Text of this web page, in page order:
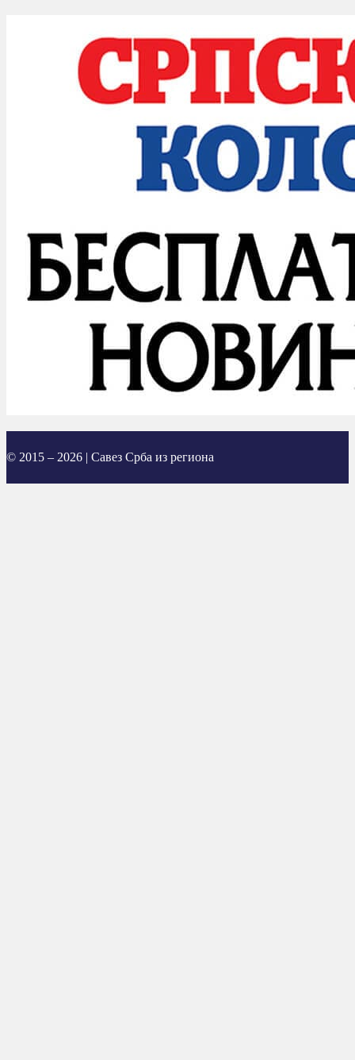
© 2015 – 2026 | Савез Срба из региона